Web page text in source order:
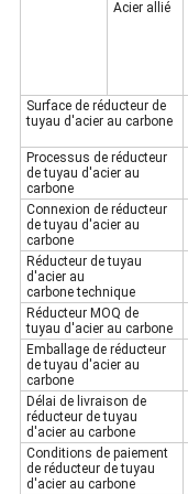
Acier allié
Surface de réducteur de
tuyau d'acier au carbone
Processus de réducteur
de tuyau d'acier au
carbone
Connexion de réducteur
de tuyau d'acier au
carbone
Réducteur de tuyau
d'acier au
carbonetechnique
RéducteurMOQ de
tuyau d'acier au carbone
Emballage de réducteur
de tuyau d'acier au
carbone
Délai de livraison de
réducteur detuyau
d'acier au carbone
Conditions depaiement
de réducteur detuyau
d'acier au carbone